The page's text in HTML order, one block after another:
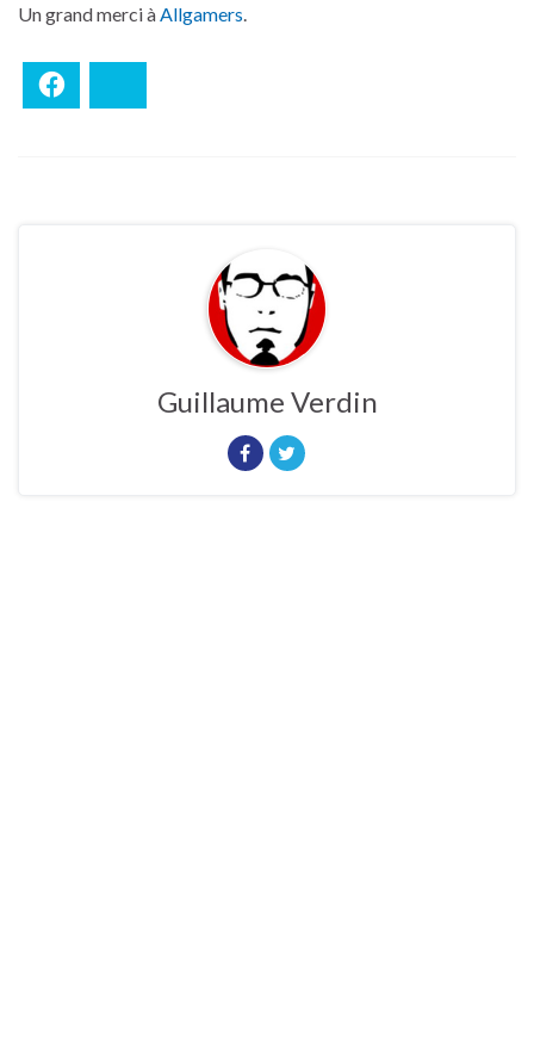
Un grand merci à Allgamers
Guillaume Verdin